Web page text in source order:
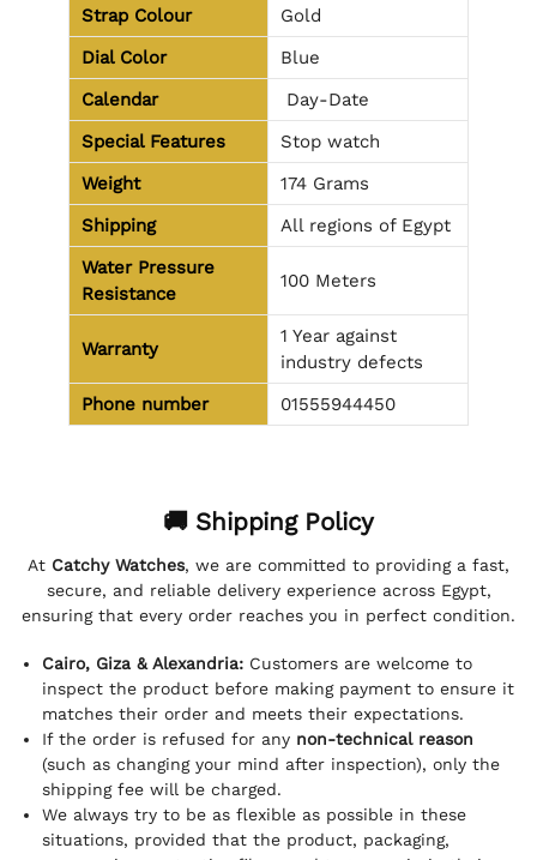
Strap Colour
Gold
Dial Color
Blue
Calendar
Day-Date
Special Features
Stop watch
Weight
174 Grams
Shipping
All regions of Egypt
Water Pressure
Resistance
100 Meters
Warranty
1 Year against
industry defects
Phone number
01555944450
🚚 Shipping Policy
At Catchy Watches, we are committed to providing a fast,
secure, and reliable delivery experience across Egypt,
ensuring that every order reaches you in perfect condition.
Cairo, Giza & Alexandria: Customers are welcome to
inspect the product before making payment to ensure it
matches their order and meets their expectations.
If the order is refused for any non-technical reason
(such as changing your mind after inspection), only the
shipping fee will be charged.
We always try to be as flexible as possible in these
situations, provided that the product, packaging,